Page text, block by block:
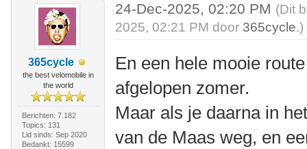
365cycle
the best velomobile in
the world
Berichten: 7.182
Topics: 131
Lid sinds: Sep 2020
Bedankt: 15599
24-Dec-2025, 02:20 PM (Dit
2025, 02:21 PM door 365cycle.)
En een hele mooie
afgelopen zomer.
Maar als je daarna in
van de Maas weg, en